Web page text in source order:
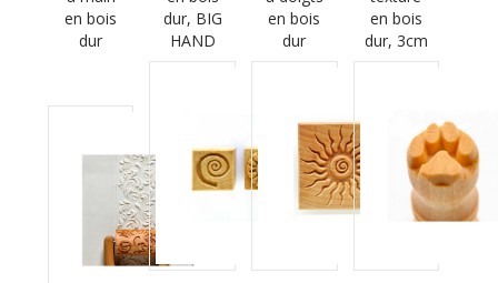
en bois
dur
dur, BIG
HAND
en bois
dur
en bois
dur, 3cm